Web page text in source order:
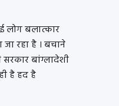
लोग बलात्कार
रहा है । बचाने
बांग्लादेशी
है हद है